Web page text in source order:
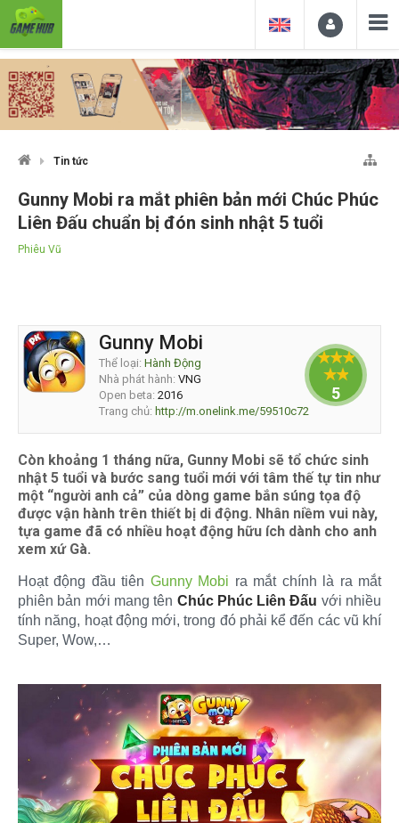
Tin tức
Gunny Mobi ra mắt phiên bản mới Chúc Phúc
Liên Đấu chuẩn bị đón sinh nhật 5 tuổi
Phiêu Vũ
Gunny Mobi
Thể loại: Hành Động
Nhà phát hành: VNG
Open beta: 2016
Trang chủ: http://m.onelink.me/59510c72
5
Còn khoảng 1 tháng nữa, Gunny Mobi sẽ tổ chức sinh
nhật 5 tuổi và bước sang tuổi mới với tâm thế tự tin như
một “người anh cả” của dòng game bắn súng tọa độ
được vận hành trên thiết bị di động. Nhân niềm vui này,
tựa game đã có nhiều hoạt động hữu ích dành cho anh
xem xứ Gà.
Hoạt động đầu tiên Gunny Mobi ra mắt chính là ra mắt
phiên bản mới mang tên Chúc Phúc Liên Đấu với nhiều
tính năng, hoạt động mới, trong đó phải kể đến các vũ khí
Super, Wow,… ​